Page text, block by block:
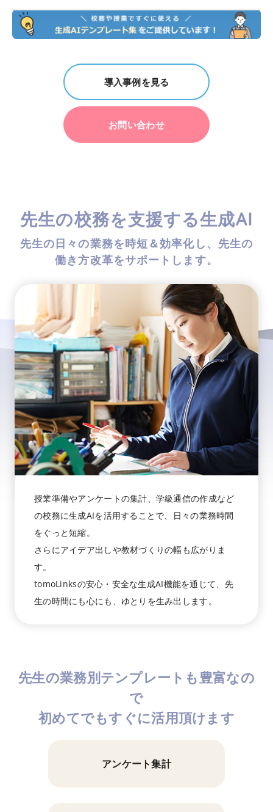
導入事例を見る
お問い合わせ
先生の校務を支援する生成AI
先生の日々の業務を時短＆効率化し、先生の
働き方改革をサポートします。
授業準備やアンケートの集計、学級通信の作成など
の校務に生成AIを活用することで、日々の業務時間
をぐっと短縮。
さらにアイデア出しや教材づくりの幅も広がりま
す。
tomoLinksの安心・安全な生成AI機能を通じて、先
生の時間にも心にも、ゆとりを生み出します。
先生の業務別テンプレートも豊富なの
で
初めてでもすぐに活用頂けます
アンケート集計